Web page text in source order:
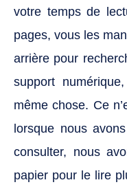
votre temps de
pages, vous les
arrière pour
support
même chose. Ce
lorsque nous
consulter, nous
papier pour le lire